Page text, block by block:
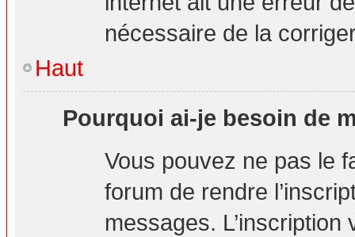
nécessaire de la
Haut
Pourquoi ai-je besoin de
Vous pouvez ne pas le
forum de rendre
messages.